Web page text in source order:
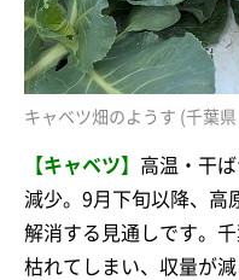
キャベツ畑のようす (千葉
【キャベツ】 高温・干
減少。9月下旬以降、高
解消する見通しです。
枯れてしまい、収量が減